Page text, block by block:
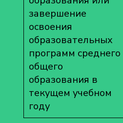
завершение
освоения
образовательных
программ среднего
общего
образования в
текущем учебном
году